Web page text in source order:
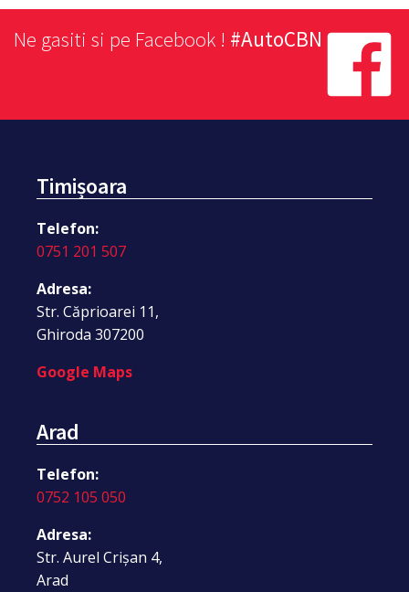
Ne gasiti si pe Facebook ! #AutoCBN
Timișoara
Telefon:
0751 201 507
Adresa:
Str. Căprioarei 11,
Ghiroda 307200
Google Maps
Arad
Telefon:
0752 105 050
Adresa:
Str. Aurel Crișan 4,
Arad